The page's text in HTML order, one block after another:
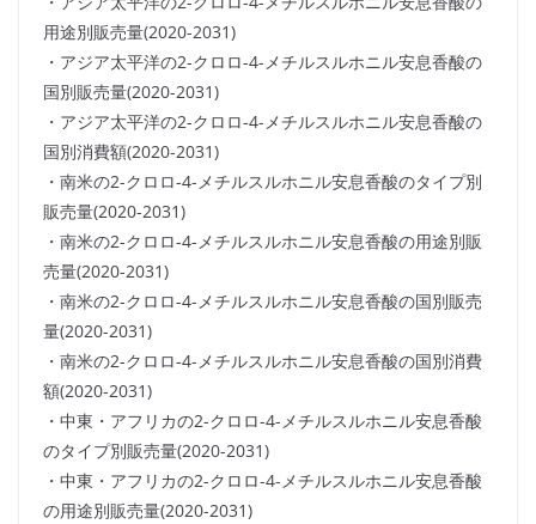
用途別販売量(2020-2031)
・アジア太平洋の2-クロロ-4-メチルスルホニル安息香酸の
国別販売量(2020-2031)
・アジア太平洋の2-クロロ-4-メチルスルホニル安息香酸の
国別消費額(2020-2031)
・南米の2-クロロ-4-メチルスルホニル安息香酸のタイプ別
販売量(2020-2031)
・南米の2-クロロ-4-メチルスルホニル安息香酸の用途別販
売量(2020-2031)
・南米の2-クロロ-4-メチルスルホニル安息香酸の国別販売
量(2020-2031)
・南米の2-クロロ-4-メチルスルホニル安息香酸の国別消費
額(2020-2031)
・中東・アフリカの2-クロロ-4-メチルスルホニル安息香酸
のタイプ別販売量(2020-2031)
・中東・アフリカの2-クロロ-4-メチルスルホニル安息香酸
の用途別販売量(2020-2031)